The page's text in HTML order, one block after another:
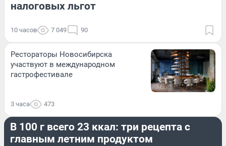
налоговых льгот
10 часов 7 049 90
Рестораторы Новосибирска
участвуют в международном
гастрофестивале
3 часа 473
В 100 г всего 23 ккал: три рецепта с
главным летним продуктом